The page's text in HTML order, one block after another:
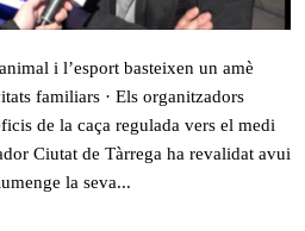
i l’esport basteixen un amè
familiars · Els organitzadors
de la caça regulada vers el medi
Ciutat de Tàrrega ha revalidat avui
la seva...